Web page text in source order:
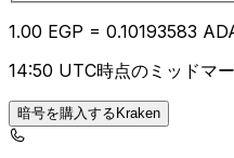
1.00 EGP = 0.10193583
14:50 UTC時点のミッドマ
暗号を購入するKraken